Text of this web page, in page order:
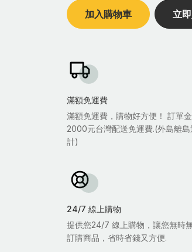
加入購物車 立
滿額免運費
滿額免運費，購物好方便！ 訂單
2000元台灣配送免運費.(外島離島
計)
24/7 線上購物
提供您24/7 線上購物，讓您無時
訂購商品，省時省錢又方便.